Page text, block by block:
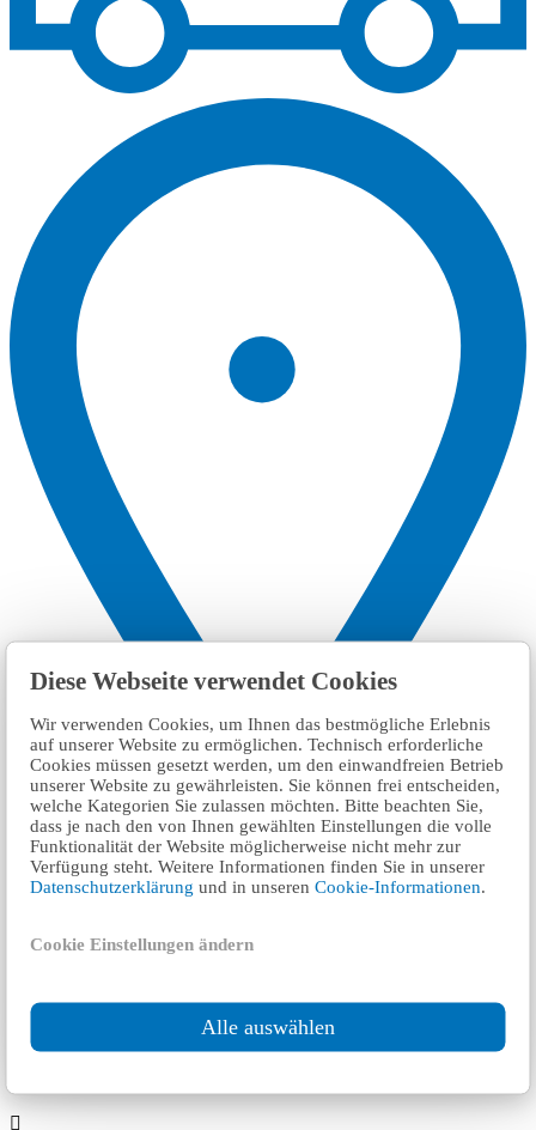
Diese Webseite verwendet Cookies
Wir verwenden Cookies, um Ihnen das bestmögliche Erlebnis
auf unserer Website zu ermöglichen. Technisch erforderliche
Cookies müssen gesetzt werden, um den einwandfreien Betrieb
unserer Website zu gewährleisten. Sie können frei entscheiden,
welche Kategorien Sie zulassen möchten. Bitte beachten Sie,
dass je nach den von Ihnen gewählten Einstellungen die volle
Funktionalität der Website möglicherweise nicht mehr zur
Verfügung steht. Weitere Informationen finden Sie in unserer
Datenschutzerklärungund in unserenCookie-Informationen.
Cookie Einstellungen ändern
Alle auswählen